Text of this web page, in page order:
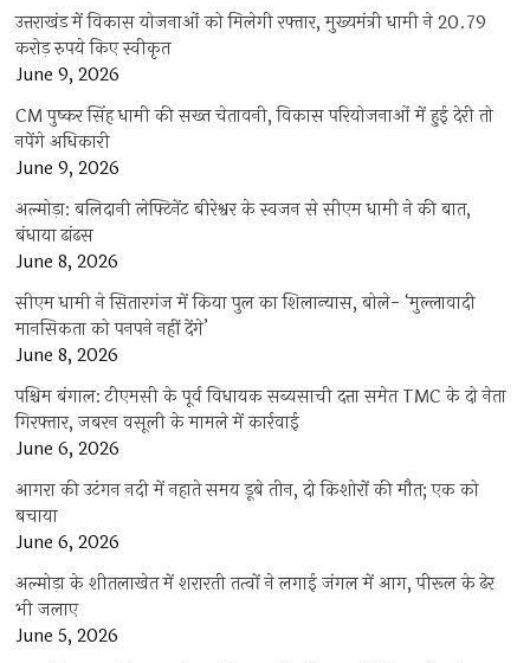
उत्तराखंड में विकास योजनाओं को मिलेगी रफ्तार, मुख्यमंत्री धामी ने 20.79
करोड़ रुपये किए स्वीकृत
June 9, 2026
CM पुष्कर सिंह धामी की सख्त चेतावनी, विकास परियोजनाओं में हुई देरी तो
नपेंगे अधिकारी
June 9, 2026
अल्मोड़ा: बलिदानी लेफ्टिनेंट बीरेश्वर के स्वजन से सीएम धामी ने की बात,
बंधाया ढांढस
June 8, 2026
सीएम धामी ने सितारगंज में किया पुल का शिलान्यास, बोले- ‘मुल्लावादी
मानसिकता को पनपने नहीं देंगे’
June 8, 2026
पश्चिम बंगाल: टीएमसी के पूर्व विधायक सब्यसाची दत्ता समेत TMC के दो नेता
गिरफ्तार, जबरन वसूली के मामले में कार्रवाई
June 6, 2026
आगरा की उटंगन नदी में नहाते समय डूबे तीन, दो किशोरों की मौत; एक को
बचाया
June 6, 2026
अल्मोड़ा के शीतलाखेत में शरारती तत्वों ने लगाई जंगल में आग, पीरूल के ढेर
भी जलाए
June 5, 2026